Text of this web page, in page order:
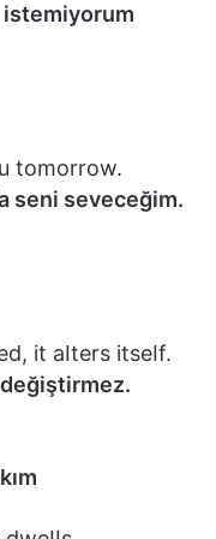
istemiyorum
tomorrow.
seni seveceğim.
it aIters itseIf.